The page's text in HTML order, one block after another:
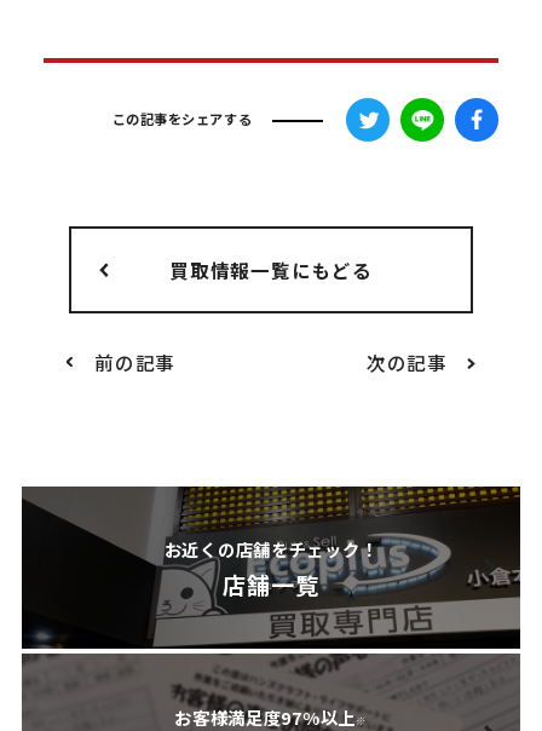
この記事をシェアする
前の記事
買取情報一覧にもどる
次の記事
お近くの店舗をチェック！
店舗一覧
お客様満足度97%以上※